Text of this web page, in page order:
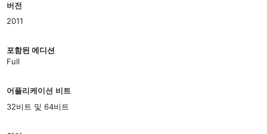
버전
2011
포함된 에디션
Full
어플리케이션 비트
32비트 및 64비트